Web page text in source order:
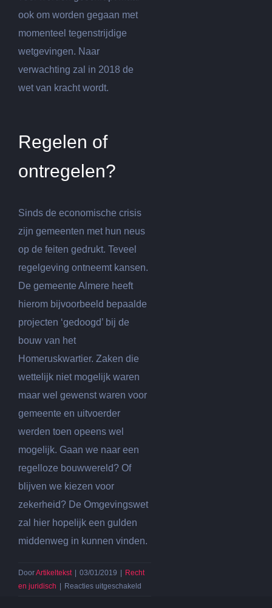
ook om worden gegaan met
momenteel tegenstrijdige
wetgevingen. Naar
verwachting zal in 2018 de
wet van kracht wordt.
Regelen of
ontregelen?
Sinds de economische crisis
zijn gemeenten met hun neus
op de feiten gedrukt. Teveel
regelgeving ontneemt kansen.
De gemeente Almere heeft
hierom bijvoorbeeld bepaalde
projecten ‘gedoogd’ bij de
bouw van het
Homeruskwartier. Zaken die
wettelijk niet mogelijk waren
maar wel gewenst waren voor
gemeente en uitvoerder
werden toen opeens wel
mogelijk. Gaan we naar een
regelloze bouwwereld? Of
blijven we kiezen voor
zekerheid? De Omgevingswet
zal hier hopelijk een gulden
middenweg in kunnen vinden.
DoorArtikeltekst 03/01/2019
Recht
en juridisch
Reacties uitgeschakeld